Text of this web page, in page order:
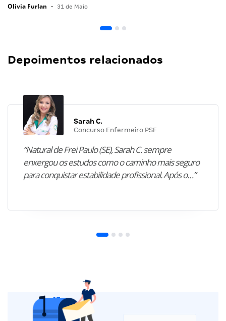
Olivia Furlan • 31 de Maio
Depoimentos relacionados
Sarah C.
Concurso Enfermeiro PSF
“Natural de Frei Paulo (SE), Sarah C. sempre
enxergou os estudos como o caminho mais seguro
para conquistar estabilidade profissional. Após o…”